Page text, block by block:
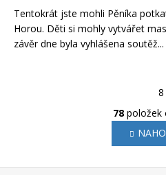
Tentokrát jste mohli Pěníka
Horou. Děti si mohly vytvářet
závěr dne byla vyhlášena soutěž...
O
v
l
á
t
r
á
n
k
8
78položek